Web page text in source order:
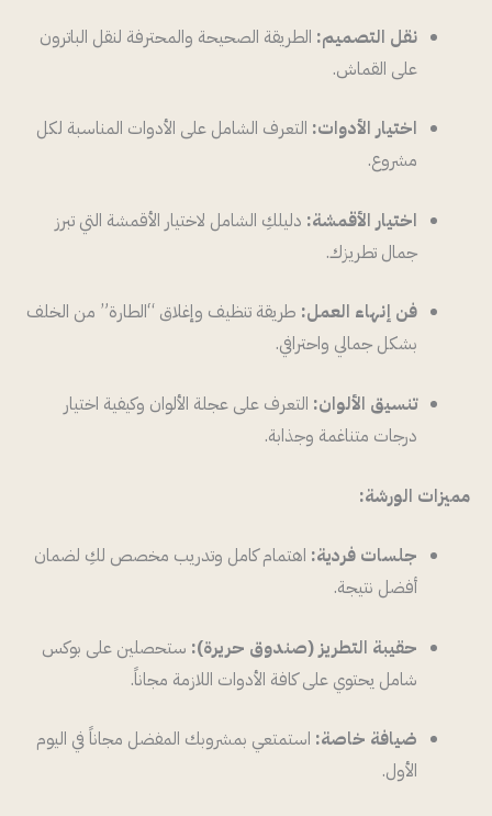
نقل التصميم: الطريقة الصحيحة والمحترفة لنقل الباترون
على القماش.
اختيار الأدوات: التعرف الشامل على الأدوات المناسبة لكل
مشروع.
اختيار الأقمشة: دليلكِ الشامل لاختيار الأقمشة التي تبرز
جمال تطريزك.
فن إنهاء العمل: طريقة تنظيف وإغلاق “الطارة” من الخلف
بشكل جمالي واحترافي.
تنسيق الألوان: التعرف على عجلة الألوان وكيفية اختيار
درجات متناغمة وجذابة.
مميزات الورشة:
جلسات فردية: اهتمام كامل وتدريب مخصص لكِ لضمان
أفضل نتيجة.
حقيبة التطريز (صندوق حريرة): ستحصلين على بوكس
شامل يحتوي على كافة الأدوات اللازمة مجاناً.
ضيافة خاصة: استمتعي بمشروبك المفضل مجاناً في اليوم
الأول.